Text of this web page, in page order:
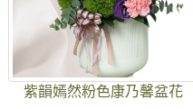
紫韻嫣然粉色康乃馨盆花